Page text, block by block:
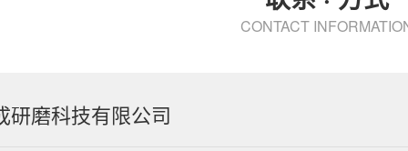
CONTACT
研磨科技有限公司